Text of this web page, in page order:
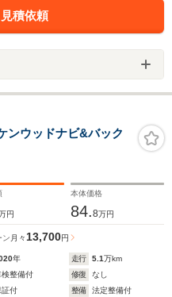
積依頼
ウッドナビ&バック
円
本体価格
84.8万円
ン 月々 13,700円
年 走行 5.1万km
検整備付 修復
なし
証付 整備
法定整備付